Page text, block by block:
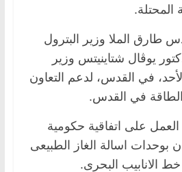
المحتلة.
طارق الملا وزير البترول
يوڨال شتاينيتس وزير
في القدس، لدعم التعاون
في القدس.
على اتفاقية حكومية
بوحدات اسالة الغاز الطبيعى
البحرى.